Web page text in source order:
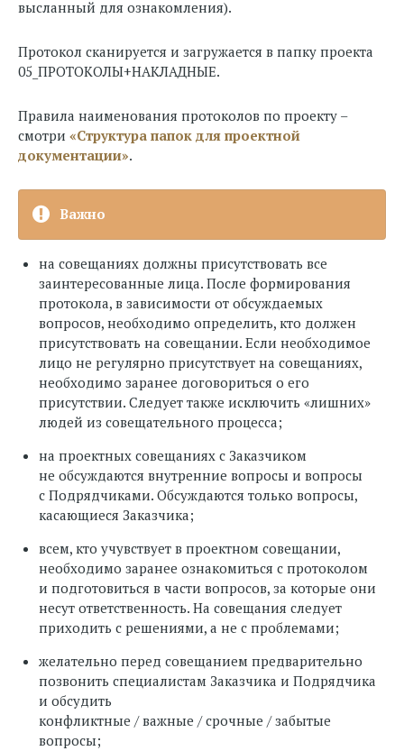
высланный для ознакомления).
Протокол сканируется и загружается в папку проекта
05_ПРОТОКОЛЫ+НАКЛАДНЫЕ.
Правила наименования протоколов по проекту –
смотри «Структура папок для проектной
документации».
Важно
на совещаниях должны присутствовать все
заинтересованные лица. После формирования
протокола, в зависимости от обсуждаемых
вопросов, необходимо определить, кто должен
присутствовать на совещании. Если необходимое
лицо не регулярно присутствует на совещаниях,
необходимо заранее договориться о его
присутствии. Следует также исключить «лишних»
людей из совещательного процесса;
на проектных совещаниях с Заказчиком
не обсуждаются внутренние вопросы и вопросы
с Подрядчиками. Обсуждаются только вопросы,
касающиеся Заказчика;
всем, кто учувствует в проектном совещании,
необходимо заранее ознакомиться с протоколом
и подготовиться в части вопросов, за которые они
несут ответственность. На совещания следует
приходить с решениями, а не с проблемами;
желательно перед совещанием предварительно
позвонить специалистам Заказчика и Подрядчика
и обсудить
конфликтные / важные / срочные / забытые
вопросы;